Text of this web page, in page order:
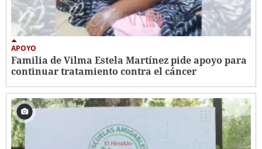
APOYO
Familia de Vilma Estela Martínez pide apoyo para
continuar tratamiento contra el cáncer